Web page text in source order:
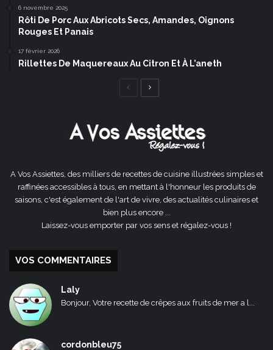
6 novembre 2025
Rôti De Porc Aux Abricots Secs, Amandes, Oignons
Rouges Et Panais
17 février 2026
Rillettes De Maquereaux Au Citron Et À L’aneth
Page
A Vos Assiettes, des milliers de recettes de cuisine illustrées simples et
raffinées accessibles à tous, en mettant à l'honneur les produits de
saisons, c'est également de l'art de vivre, des actualités culinaires et
bien plus encore ...
Laissez-vous emporter par vos sens et régalez-vous !
VOS COMMENTAIRES
Laly
Bonjour, Votre recette de crêpes aux fruits de mer a l...
cordonbleu75